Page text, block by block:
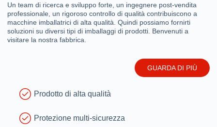
Un team di ricerca e sviluppo forte, un ingegnere post-vendita
professionale, un rigoroso controllo di qualità contribuiscono a
macchine imballatrici di alta qualità. Quindi possiamo fornirti
soluzioni su diversi tipi di imballaggi di prodotti. Benvenuti a
visitare la nostra fabbrica.
GUARDA DI PIÙ
Prodotto di alta qualità
Protezione multi-sicurezza